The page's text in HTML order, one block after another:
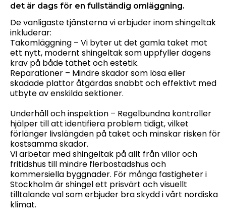
det är dags för en fullständig omläggning.
De vanligaste tjänsterna vi erbjuder inom shingeltak
inkluderar:
Takomläggning – Vi byter ut det gamla taket mot
ett nytt, modernt shingeltak som uppfyller dagens
krav på både täthet och estetik.
Reparationer – Mindre skador som lösa eller
skadade plattor åtgärdas snabbt och effektivt med
utbyte av enskilda sektioner.
Underhåll och inspektion – Regelbundna kontroller
hjälper till att identifiera problem tidigt, vilket
förlänger livslängden på taket och minskar risken för
kostsamma skador.
Vi arbetar med shingeltak på allt från villor och
fritidshus till mindre flerbostadshus och
kommersiella byggnader. För många fastigheter i
Stockholm är shingel ett prisvärt och visuellt
tilltalande val som erbjuder bra skydd i vårt nordiska
klimat.